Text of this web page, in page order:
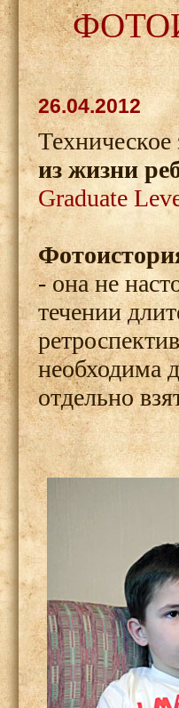
26.04.2012
из жизни
Graduate
- она не
течении
необходима
отдельно